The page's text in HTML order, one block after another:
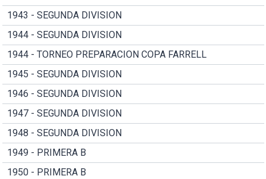
1943 - SEGUNDA DIVISION
1944 - SEGUNDA DIVISION
1944 - TORNEO PREPARACION COPA FARRELL
1945 - SEGUNDA DIVISION
1946 - SEGUNDA DIVISION
1947 - SEGUNDA DIVISION
1948 - SEGUNDA DIVISION
1949 - PRIMERA B
1950 - PRIMERA B